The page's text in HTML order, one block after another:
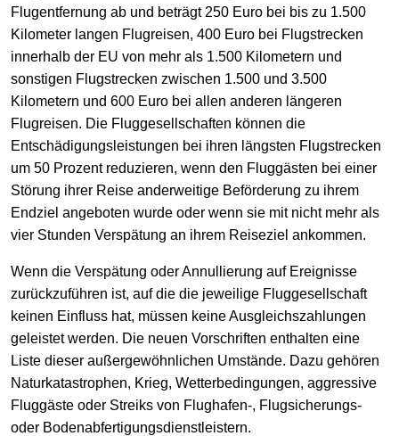
Flugentfernung ab und beträgt 250 Euro bei bis zu 1.500
Kilometer langen Flugreisen, 400 Euro bei Flugstrecken
innerhalb der EU von mehr als 1.500 Kilometern und
sonstigen Flugstrecken zwischen 1.500 und 3.500
Kilometern und 600 Euro bei allen anderen längeren
Flugreisen. Die Fluggesellschaften können die
Entschädigungsleistungen bei ihren längsten Flugstrecken
um 50 Prozent reduzieren, wenn den Fluggästen bei einer
Störung ihrer Reise anderweitige Beförderung zu ihrem
Endziel angeboten wurde oder wenn sie mit nicht mehr als
vier Stunden Verspätung an ihrem Reiseziel ankommen.
Wenn die Verspätung oder Annullierung auf Ereignisse
zurückzuführen ist, auf die die jeweilige Fluggesellschaft
keinen Einfluss hat, müssen keine Ausgleichszahlungen
geleistet werden. Die neuen Vorschriften enthalten eine
Liste dieser außergewöhnlichen Umstände. Dazu gehören
Naturkatastrophen, Krieg, Wetterbedingungen, aggressive
Fluggäste oder Streiks von Flughafen-, Flugsicherungs-
oder Bodenabfertigungsdienstleistern.